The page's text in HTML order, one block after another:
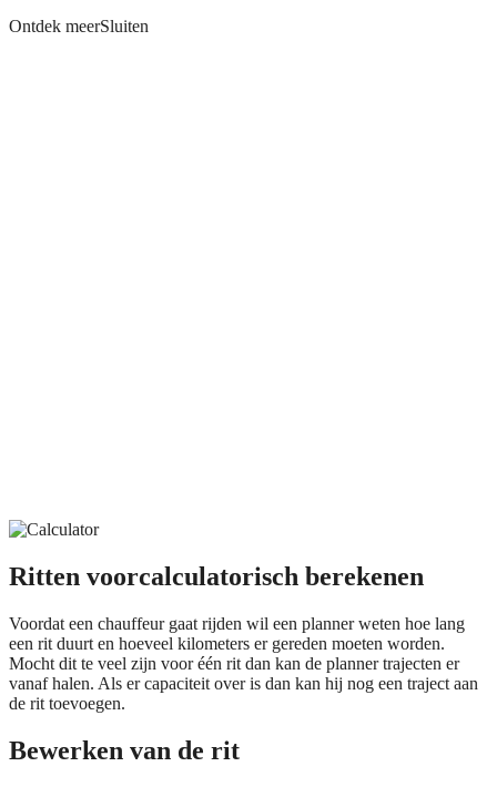
Ontdek meerSluiten
Ritten voorcalculatorisch berekenen
Voordat een chauffeur gaat rijden wil een planner weten hoe lang
een rit duurt en hoeveel kilometers er gereden moeten worden.
Mocht dit te veel zijn voor één rit dan kan de planner trajecten er
vanaf halen. Als er capaciteit over is dan kan hij nog een traject aan
de rit toevoegen.
Bewerken van de rit